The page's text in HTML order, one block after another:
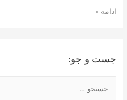
جست و جو:
پیست
ادامه »